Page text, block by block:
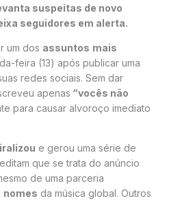
suspeitas de novo
seguidores em alerta.
um dos assuntos mais
feira (13) após publicar uma
redes sociais. Sem dar
apenas “vocês não
para causar alvoroço imediato
e gerou uma série de
que se trata do anúncio
de uma parceria
nomes da música global. Outros